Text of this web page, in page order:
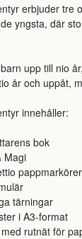
erbjuder tre
yngsta, där
upp till nio år,
och uppåt,
innehåller:
bok
pappmarkörer
tärningar
i A3-format
rutnät för